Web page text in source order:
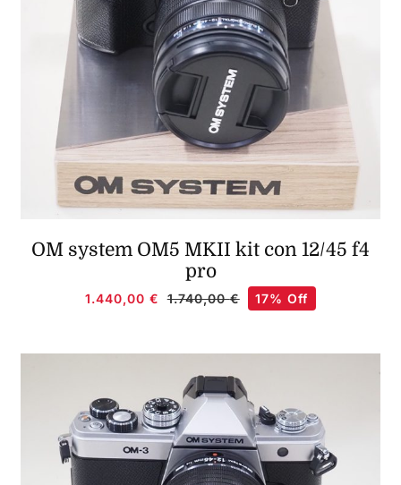
OM system OM5 MKII kit con 12/45 f4
pro
1.740,00€
Il
originale
1.740,00 €.
1.440,00 €
Il
attuale
1.440,00 €.
17% Off